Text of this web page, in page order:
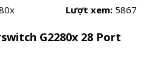
Lượt xem: 5867
G2280x 28 Port